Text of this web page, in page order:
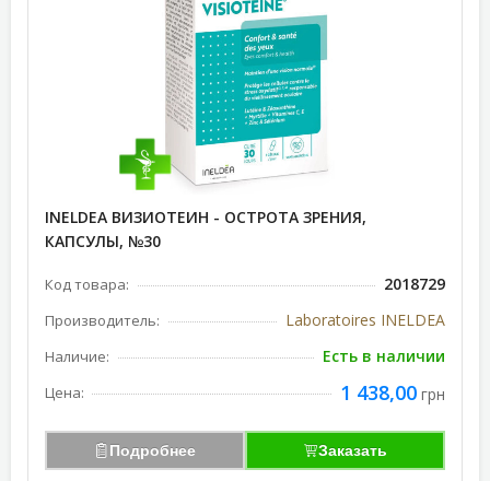
INELDEA ВИЗИОТЕИН - ОСТРОТА ЗРЕНИЯ,
КАПСУЛЫ, №30
Код товара: 2018729
Производитель: Laboratoires INELDEA
Наличие: Есть в наличии
Цена: 1 438,00 грн
Подробнее Заказать